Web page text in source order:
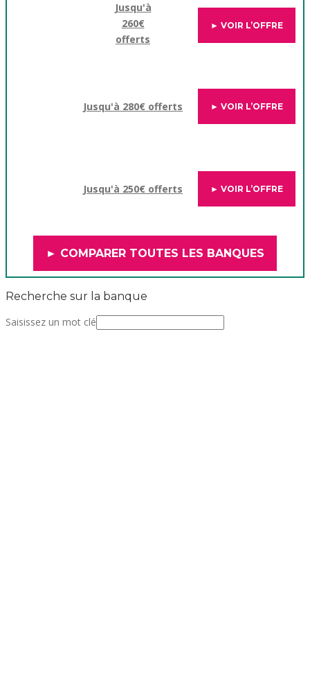
Jusqu'à
260€
offerts
► VOIR L’OFFRE
Jusqu'à 280€ offerts ► VOIR L’OFFRE
Jusqu'à 250€ offerts ► VOIR L’OFFRE
► COMPARER TOUTES LES BANQUES
Recherche sur la banque
Saisissez un mot clé